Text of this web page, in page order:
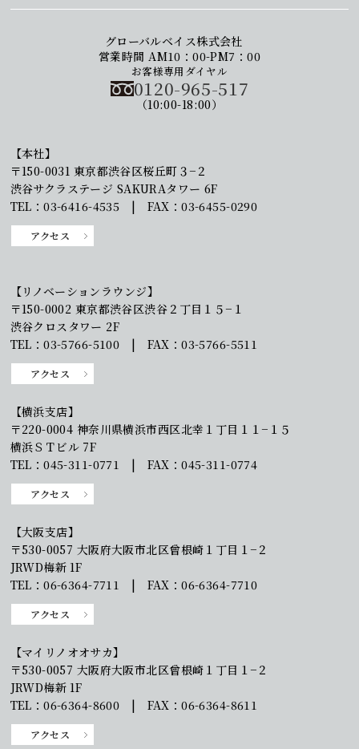
グローバルベイス株式会社
営業時間 AM10：00-PM7：00
お客様専用ダイヤル
0120-965-517
（10:00-18:00）
【本社】
〒150-0031 東京都渋谷区桜丘町３−２
渋谷サクラステージ SAKURAタワー 6F
TEL：03-6416-4535 | FAX：03-6455-0290
アクセス
【リノベーションラウンジ】
〒150-0002 東京都渋谷区渋谷２丁目１５−１
渋谷クロスタワー 2F
TEL：03-5766-5100 | FAX：03-5766-5511
アクセス
【横浜支店】
〒220-0004 神奈川県横浜市西区北幸１丁目１１−１５
横浜ＳＴビル 7F
TEL：045-311-0771 | FAX：045-311-0774
アクセス
【大阪支店】
〒530-0057 大阪府大阪市北区曾根崎１丁目１−２
JRWD梅新 1F
TEL：06-6364-7711 | FAX：06-6364-7710
アクセス
【マイリノオオサカ】
〒530-0057 大阪府大阪市北区曾根崎１丁目１−２
JRWD梅新 1F
TEL：06-6364-8600 | FAX：06-6364-8611
アクセス